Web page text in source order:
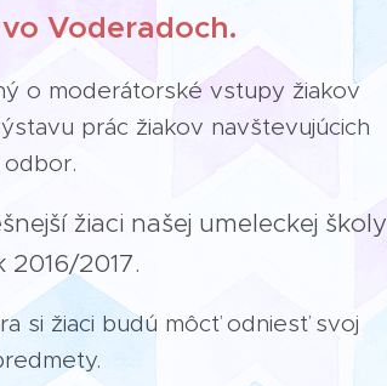
Voderadoch.
o moderátorské vstupy žiakov
prác žiakov navštevujúcich
žiaci našej umeleckej školy
2016/2017.
si žiaci budú môcť odniesť svoj